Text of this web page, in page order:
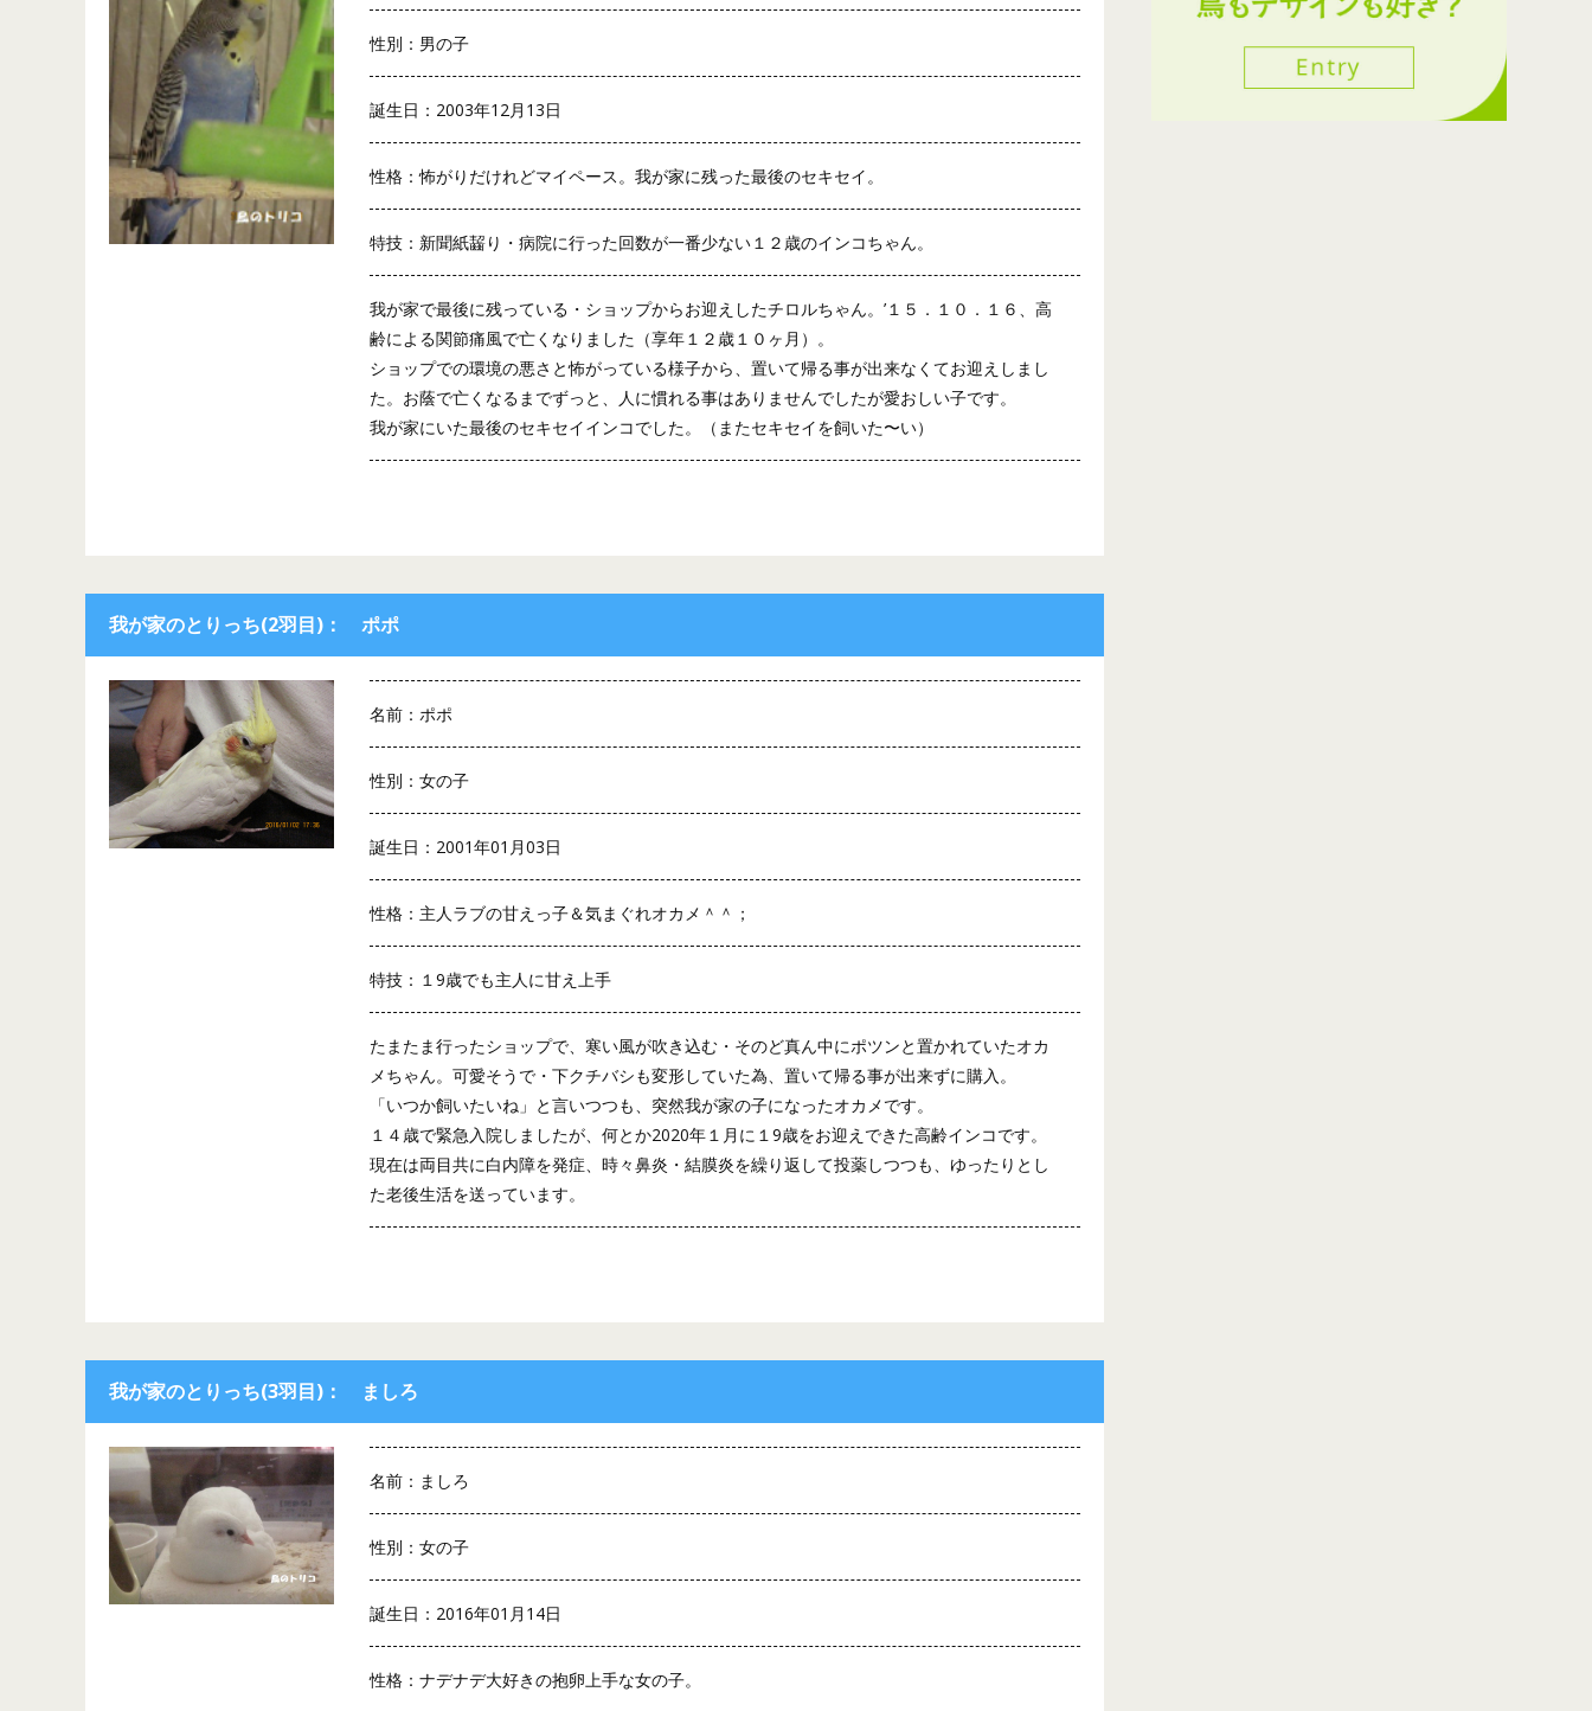
性別：男の子
誕生日：2003年12月13日
性格：怖がりだけれどマイペース。我が家に残った最後のセキセイ。
特技：新聞紙齧り・病院に行った回数が一番少ない１２歳のインコちゃん。
我が家で最後に残っている・ショップからお迎えしたチロルちゃん。’１５．１０．１６、高
齢による関節痛風で亡くなりました（享年１２歳１０ヶ月）。
ショップでの環境の悪さと怖がっている様子から、置いて帰る事が出来なくてお迎えしまし
た。お蔭で亡くなるまでずっと、人に慣れる事はありませんでしたが愛おしい子です。
我が家にいた最後のセキセイインコでした。（またセキセイを飼いた〜い）
我が家のとりっち(2羽目)： ポポ
名前：ポポ
性別：女の子
誕生日：2001年01月03日
性格：主人ラブの甘えっ子＆気まぐれオカメ＾＾；
特技：１9歳でも主人に甘え上手
たまたま行ったショップで、寒い風が吹き込む・そのど真ん中にポツンと置かれていたオカ
メちゃん。可愛そうで・下クチバシも変形していた為、置いて帰る事が出来ずに購入。
「いつか飼いたいね」と言いつつも、突然我が家の子になったオカメです。
１４歳で緊急入院しましたが、何とか2020年１月に１9歳をお迎えできた高齢インコです。
現在は両目共に白内障を発症、時々鼻炎・結膜炎を繰り返して投薬しつつも、ゆったりとし
た老後生活を送っています。
我が家のとりっち(3羽目)： ましろ
名前：ましろ
性別：女の子
誕生日：2016年01月14日
性格：ナデナデ大好きの抱卵上手な女の子。